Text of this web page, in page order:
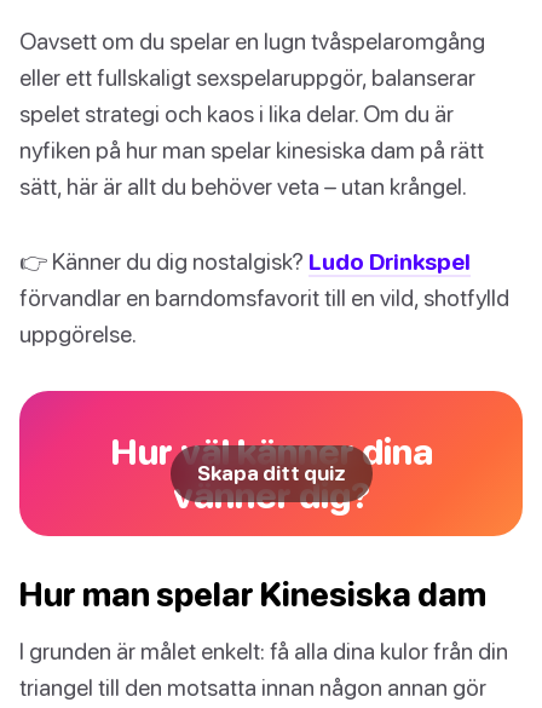
Oavsett om du spelar en lugn tvåspelaromgång
eller ett fullskaligt sexspelaruppgör, balanserar
spelet strategi och kaos i lika delar. Om du är
nyfiken på hur man spelar kinesiska dam på rätt
sätt, här är allt du behöver veta – utan krångel.
👉 Känner du dig nostalgisk? Ludo Drinkspel
förvandlar en barndomsfavorit till en vild, shotfylld
uppgörelse.
Hur väl känner dina
vänner dig?
Skapa ditt quiz
Hur man spelar Kinesiska dam
I grunden är målet enkelt: få alla dina kulor från din
triangel till den motsatta innan någon annan gör